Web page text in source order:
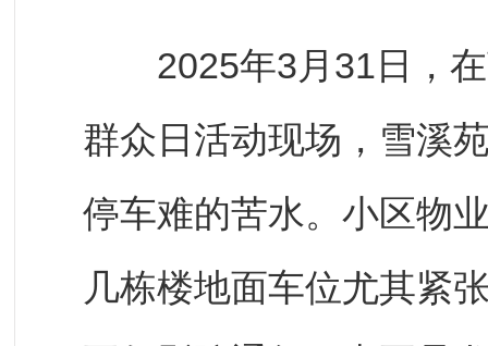
2025年3月31日，在
群众日活动现场，雪溪
停车难的苦水。小区物
几栋楼地面车位尤其紧